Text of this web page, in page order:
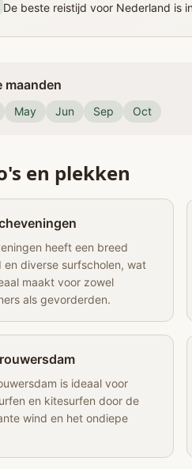
De beste reistijd voor Nederland is
maanden
May Jun Sep Oct
en plekken
heeft een breed
en diverse surfscholen, wat
maakt voor zowel
als gevorderden.
is ideaal voor
en kitesurfen door de
wind en het ondiepe